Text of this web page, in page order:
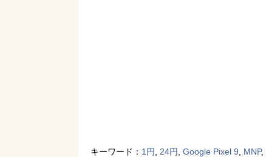
キーワード： 1円 24円 Google Pixel 9 MNP,